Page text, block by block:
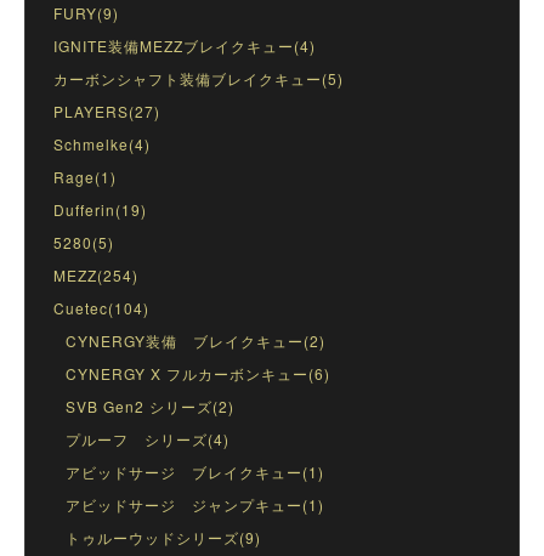
FURY(9)
IGNITE装備MEZZブレイクキュー(4)
カーボンシャフト装備ブレイクキュー(5)
PLAYERS(27)
Schmelke(4)
Rage(1)
Dufferin(19)
5280(5)
MEZZ(254)
Cuetec(104)
CYNERGY装備 ブレイクキュー(2)
CYNERGY X フルカーボンキュー(6)
SVB Gen2 シリーズ(2)
プルーフ シリーズ(4)
アビッドサージ ブレイクキュー(1)
アビッドサージ ジャンプキュー(1)
トゥルーウッドシリーズ(9)